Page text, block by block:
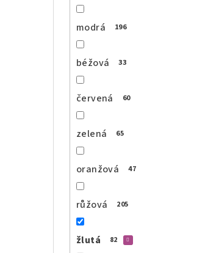
modrá 196
béžová 33
červená 60
zelená 65
oranžová 47
růžová 205
žlutá 82